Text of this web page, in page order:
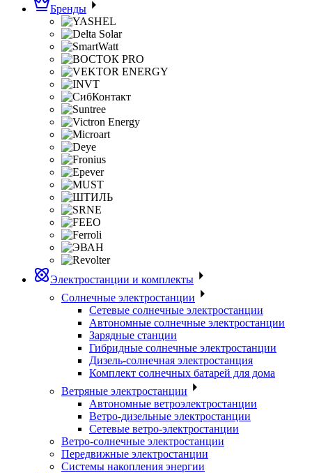
Бренды
Электростанции и комплекты
Солнечные электростанции
Сетевые солнечные электростанции
Автономные солнечные электростанции
Зарядные станции
Гибридные солнечные электростанции
Дизель-солнечная электростанция
Комплект солнечных батарей для дома
Ветряные электростанции
Автономные ветроэлектростанции
Ветро-дизельные электростанции
Сетевые ветро-электростанции
Ветро-солнечные электростанции
Передвижные электростанции
Системы накопления энергии